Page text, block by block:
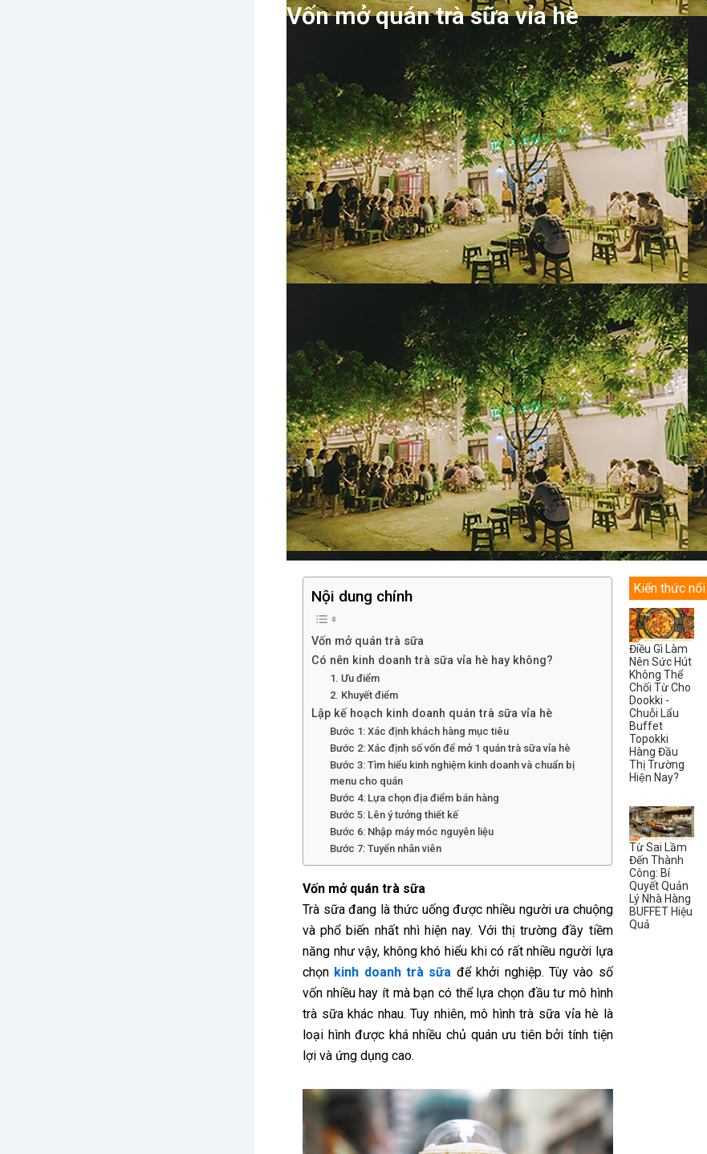
Vốn mở quán trà sữa vỉa hè
Nội dung chính
Vốn mở quán trà sữa
Có nên kinh doanh trà sữa vỉa hè hay không?
1. Ưu điểm
2. Khuyết điểm
Lập kế hoạch kinh doanh quán trà sữa vỉa hè
Bước 1: Xác định khách hàng mục tiêu
Bước 2: Xác định số vốn để mở 1 quán trà sữa vỉa hè
Bước 3: Tìm hiểu kinh nghiệm kinh doanh và chuẩn bị
menu cho quán
Bước 4: Lựa chọn địa điểm bán hàng
Bước 5: Lên ý tưởng thiết kế
Bước 6: Nhập máy móc nguyên liệu
Bước 7: Tuyển nhân viên
Vốn mở quán trà sữa
Trà sữa đang là thức uống được nhiều người ưa chuộng
và phổ biến nhất nhì hiện nay. Với thị trường đầy tiềm
năng như vậy, không khó hiểu khi có rất nhiều người lựa
chọn kinh doanh trà sữa để khởi nghiệp. Tùy vào số
vốn nhiều hay ít mà bạn có thể lựa chọn đầu tư mô hình
trà sữa khác nhau. Tuy nhiên, mô hình trà sữa vỉa hè là
loại hình được khá nhiều chủ quán ưu tiên bởi tính tiện
lợi và ứng dụng cao.
Kiến thức
Điều Gì Làm
Nên Sức Hút
Không Thể
Chối Từ Cho
Dookki -
Chuỗi Lẩu
Buffet
Topokki
Hàng Đầu
Thị Trường
Hiện Nay?
Từ Sai Lầm
Đến Thành
Công: Bí
Quyết Quản
Lý Nhà Hàng
BUFFET Hiệu
Quả